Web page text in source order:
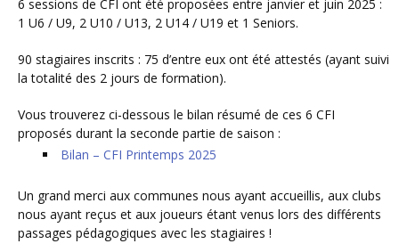
6 sessions de CFI ont été proposées entre janvier et juin 2025 :
1 U6 / U9, 2 U10 / U13, 2 U14 / U19 et 1 Seniors.
90 stagiaires inscrits : 75 d’entre eux ont été attestés (ayant suivi
la totalité des 2 jours de formation).
Vous trouverez ci-dessous le bilan résumé de ces 6 CFI
proposés durant la seconde partie de saison :
Bilan – CFI Printemps 2025
Un grand merci aux communes nous ayant accueillis, aux clubs
nous ayant reçus et aux joueurs étant venus lors des différents
passages pédagogiques avec les stagiaires !